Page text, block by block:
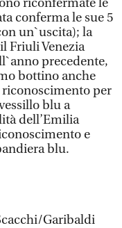
riconfermate le
conferma le sue 5
un`uscita); la
Friuli Venezia
precedente,
bottino anche
riconoscimento per
blu a
dell’Emilia
e
blu.
Garibaldi